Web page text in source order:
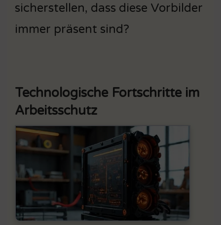
sicherstellen, dass diese Vorbilder
immer präsent sind?
Technologische Fortschritte im
Arbeitsschutz